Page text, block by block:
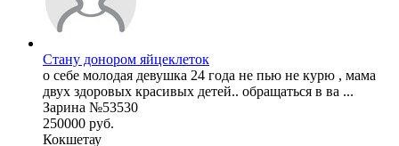
Стану донором яйцеклеток
о себе молодая девушка 24 года не пью не курю , мама
двух здоровых красивых детей.. обращаться в ва ...
Зарина №53530
250000 руб.
Кокшетау